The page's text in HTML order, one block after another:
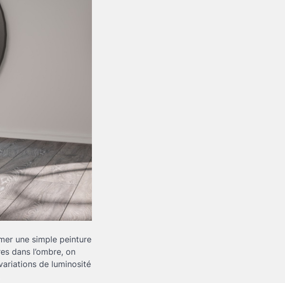
une simple peinture
dans l’ombre, on
de luminosité